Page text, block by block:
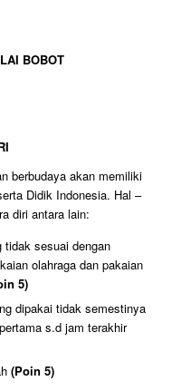
BOBOT
berbudaya akan memiliki
Didik Indonesia. Hal –
diri antara lain:
tidak sesuai dengan
olahraga dan pakaian
5)
dipakai tidak semestinya
s.d jam terakhir
(Poin 5)